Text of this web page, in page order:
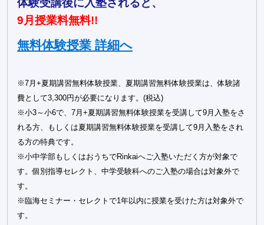
体験受講後に入塾されると、
9月授業料無料!!
無料体験授業 詳細へ
※7月+夏期講習無料体験授業、夏期講習無料体験授業は、体験諸
費として3,300円が必要になります。(税込)
※小3～小6で、7月+夏期講習無料体験授業を受講して9月入塾をさ
れる方、もしくは夏期講習無料体験授業を受講して9月入塾をされ
る方の特典です。
※小中学部もしくはおうちでRinkaiへご入塾いただく方が対象で
す。個別指導セレクト、中学受験科へのご入塾の場合は対象外で
す。
※臨海セミナー・セレクトで1年以内に授業を受けた方は対象外で
す。